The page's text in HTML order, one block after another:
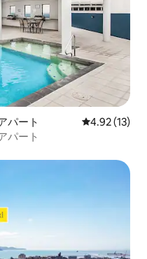
パート レビュー13
4.92 (13)
パート